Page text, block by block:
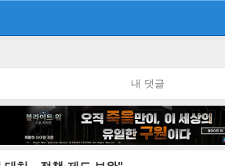
내 댓글